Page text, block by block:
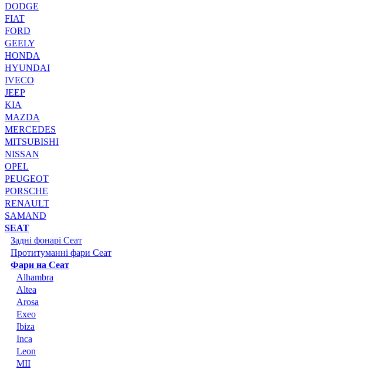
DODGE
FIAT
FORD
GEELY
HONDA
HYUNDAI
IVECO
JEEP
KIA
MAZDA
MERCEDES
MITSUBISHI
NISSAN
OPEL
PEUGEOT
PORSCHE
RENAULT
SAMAND
SEAT
Задні фонарі Сеат
Протитуманні фари Сеат
Фари на Сеат
Alhambra
Altea
Arosa
Exeo
Ibiza
Inca
Leon
MII